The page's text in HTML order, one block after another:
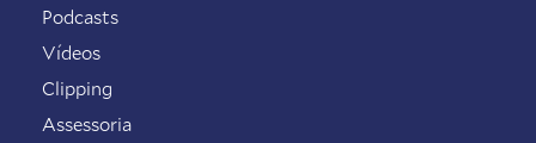
Podcasts
Vídeos
Clipping
Assessoria